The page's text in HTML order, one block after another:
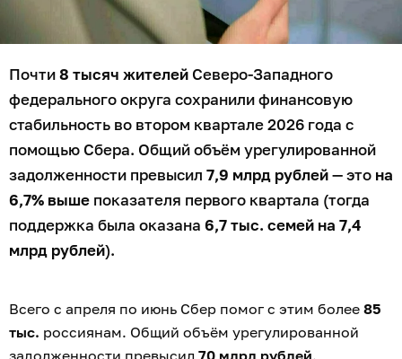
Почти8 тысяч жителей Северо-Западного
федерального округа сохранили финансовую
стабильность во втором квартале 2026 года с
помощью Сбера. Общий объём урегулированной
задолженности превысил 7,9 млрд рублей— это на
6,7% выше показателя первого квартала (тогда
поддержка была оказана 6,7 тыс. семей на 7,4
млрд рублей).
Всего с апреля по июнь Сбер помог с этим более 85
тыс. россиянам. Общий объём урегулированной